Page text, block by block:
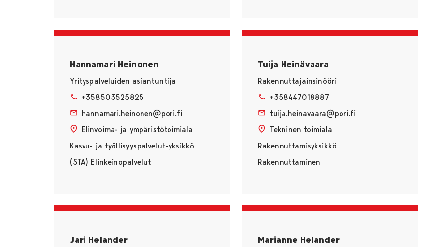
Hannamari Heinonen
Yrityspalveluiden asiantuntija
+358503525825
hannamari.heinonen@pori.fi
Elinvoima- ja ympäristötoimiala
Kasvu- ja työllisyyspalvelut-yksikkö
(STA) Elinkeinopalvelut
Tuija Heinävaara
Rakennuttajainsinööri
+358447018887
tuija.heinavaara@pori.fi
Tekninen toimiala
Rakennuttamisyksikkö
Rakennuttaminen
Jari Helander Marianne Helander